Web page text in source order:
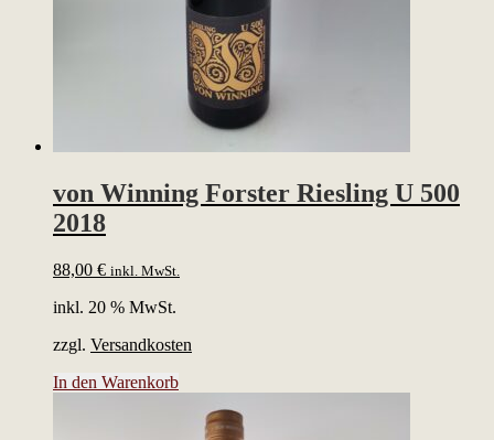
von Winning Forster Riesling U 500
2018
88,00 € inkl. MwSt.
inkl. 20 % MwSt.
zzgl. Versandkosten
In den Warenkorb